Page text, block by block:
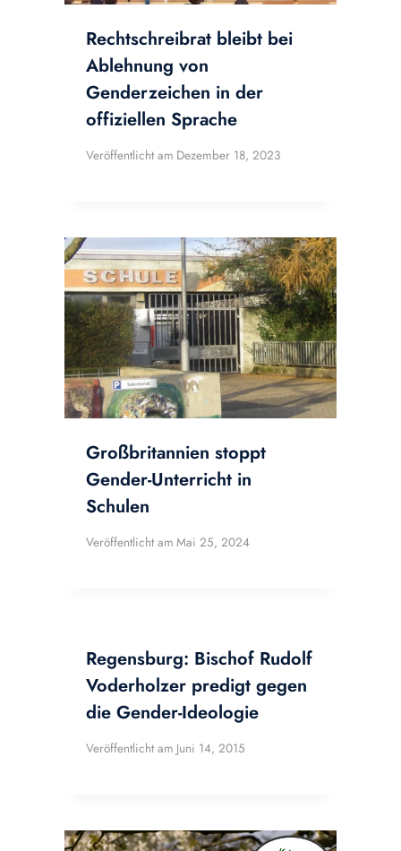
Rechtschreibrat bleibt bei
Ablehnung von
Genderzeichen in der
offiziellen Sprache
Veröffentlicht am Dezember 18, 2023
Großbritannien stoppt
Gender-Unterricht in
Schulen
Veröffentlicht am Mai 25, 2024
Regensburg: Bischof Rudolf
Voderholzer predigt gegen
die Gender-Ideologie
Veröffentlicht am Juni 14, 2015